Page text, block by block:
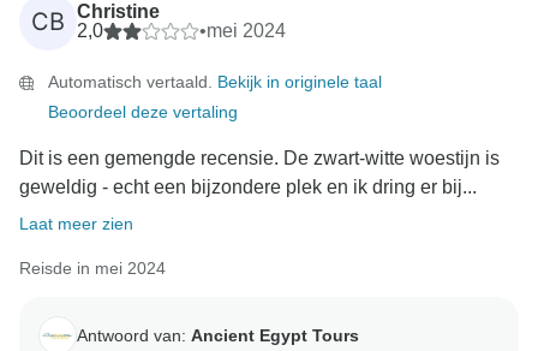
CB
Christine
2,0
•mei 2024
Automatisch vertaald. Bekijk in originele taal
Beoordeel deze vertaling
Dit is een gemengde recensie. De zwart-witte woestijn is
geweldig - echt een bijzondere plek en ik dring er bij...
Laat meer zien
Reisde in mei 2024
Antwoord van: Ancient Egypt Tours